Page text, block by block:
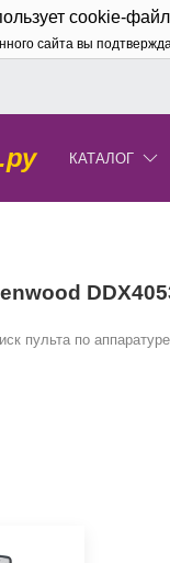
cookie-
сайта вы
КАТАЛОГ
пульта по аппаратуре